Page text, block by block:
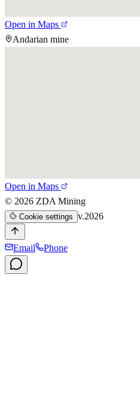
Open in Maps
Andarian mine
Open in Maps
© 2026 ZDA Mining
Cookie settings v.2026
Email Phone